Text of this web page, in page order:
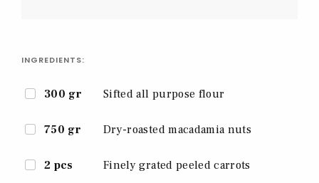
INGREDIENTS:
300 gr Sifted all purpose flour
750 gr Dry-roasted macadamia nuts
2 pcs Finely grated peeled carrots